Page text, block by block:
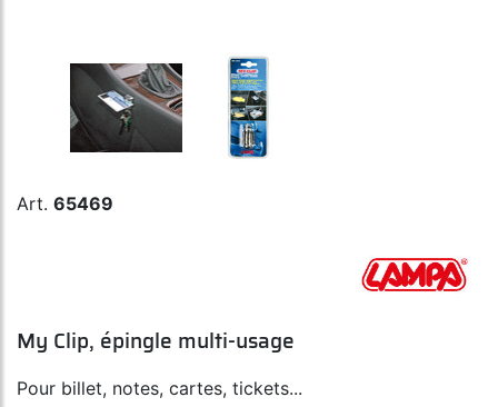
Art. 65469
My Clip, épingle multi-usage
Pour billet, notes, cartes, tickets...